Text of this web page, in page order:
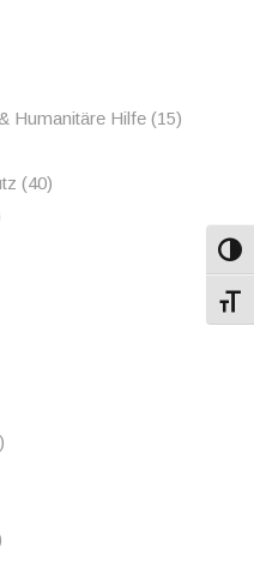
Humanitäre Hilfe(15)
(40)